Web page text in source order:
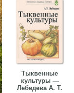
Тыквенные
культуры —
Лебедева А. Т.
▼